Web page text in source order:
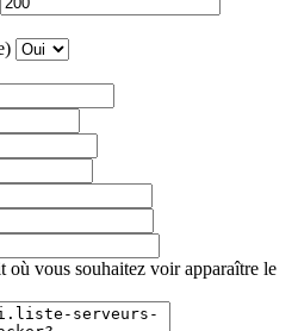
où vous souhaitez voir apparaître le